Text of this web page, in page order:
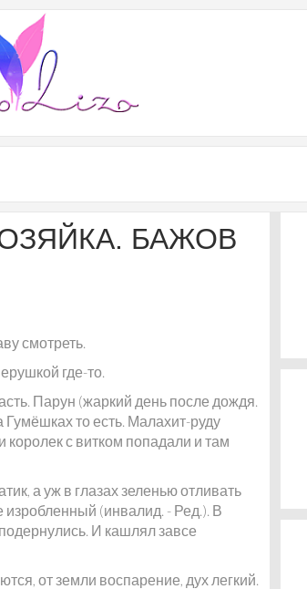
БАЖОВ
смотреть.
где-то.
Парун (жаркий день после дождя.
Гумёшках то есть. Малахит-руду
королек с витком попадали и там
а уж в глазах зеленью отливать
изробленный (инвалид. - Ред.). В
И кашлял завсе
от земли воспарение, дух легкий.